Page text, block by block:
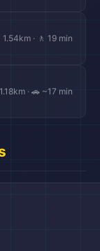
1.54km · 🚶 19 min
· 🚗 ~17 min